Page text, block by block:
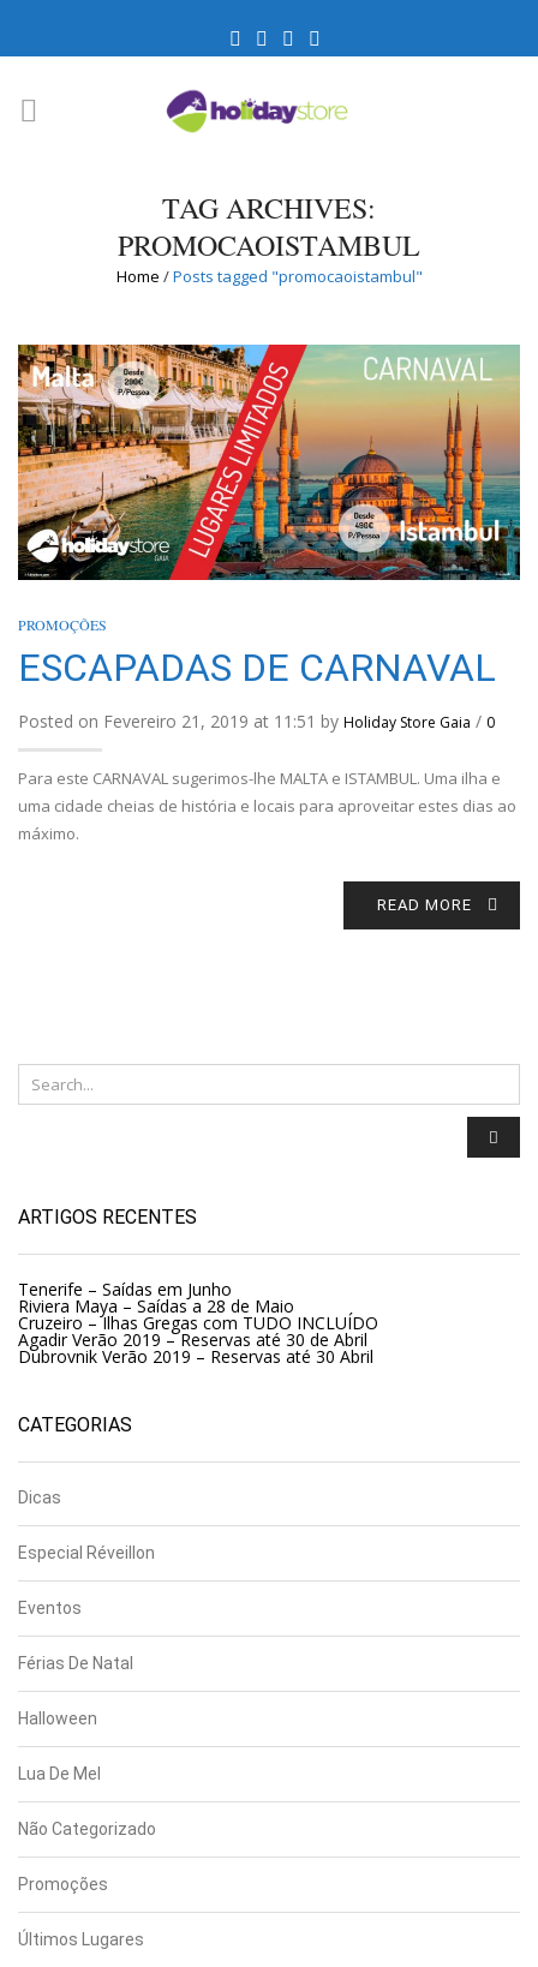
TAG ARCHIVES:
PROMOCAOISTAMBUL
Home /Posts tagged "promocaoistambul"
PROMOÇÕES
ESCAPADAS DE CARNAVAL
Posted on Fevereiro 21, 2019 at 11:51 by Holiday Store Gaia / 0
Para este CARNAVAL sugerimos-lhe MALTA e ISTAMBUL. Uma ilha e
uma cidade cheias de história e locais para aproveitar estes dias ao
máximo.
READ MORE
ARTIGOS RECENTES
Tenerife – Saídas em Junho
Riviera Maya – Saídas a 28 de Maio
Cruzeiro – Ilhas Gregas com TUDO INCLUÍDO
Agadir Verão 2019 – Reservas até 30 de Abril
Dubrovnik Verão 2019 – Reservas até 30 Abril
CATEGORIAS
Dicas
Especial Réveillon
Eventos
Férias De Natal
Halloween
Lua De Mel
Não Categorizado
Promoções
Últimos Lugares